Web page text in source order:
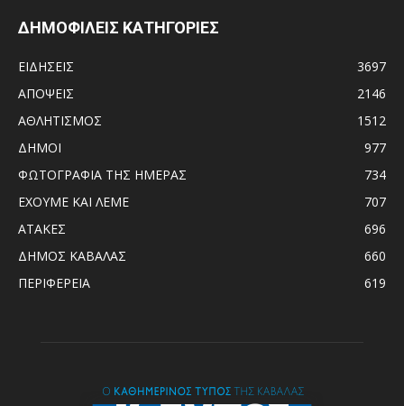
ΔΗΜΟΦΙΛΕΙΣ ΚΑΤΗΓΟΡΙΕΣ
ΕΙΔΗΣΕΙΣ
3697
ΑΠΟΨΕΙΣ
2146
ΑΘΛΗΤΙΣΜΟΣ
1512
ΔΗΜΟΙ
977
ΦΩΤΟΓΡΑΦΙΑ ΤΗΣ ΗΜΕΡΑΣ
734
ΕΧΟΥΜΕ ΚΑΙ ΛΕΜΕ
707
ΑΤΑΚΕΣ
696
ΔΗΜΟΣ ΚΑΒΑΛΑΣ
660
ΠΕΡΙΦΕΡΕΙΑ
619